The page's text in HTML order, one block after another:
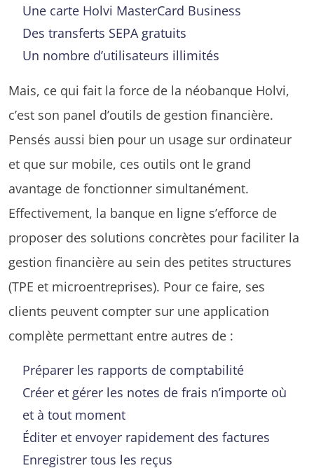
Une carte Holvi MasterCard Business
Des transferts SEPA gratuits
Un nombre d’utilisateurs illimités
Mais, ce qui fait la force de la néobanque Holvi,
c’est son panel d’outils de gestion financière.
Pensés aussi bien pour un usage sur ordinateur
et que sur mobile, ces outils ont le grand
avantage de fonctionner simultanément.
Effectivement, la banque en ligne s’efforce de
proposer des solutions concrètes pour faciliter la
gestion financière au sein des petites structures
(TPE et microentreprises). Pour ce faire, ses
clients peuvent compter sur une application
complète permettant entre autres de :
Préparer les rapports de comptabilité
Créer et gérer les notes de frais n’importe où
et à tout moment
Éditer et envoyer rapidement des factures
Enregistrer tous les reçus